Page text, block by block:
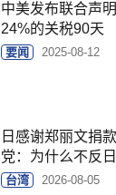
中美发布联合声
24%的关税90天
要闻 2025-08-12
日感谢郑丽文捐
党：为什么不反日
台湾 2026-08-05